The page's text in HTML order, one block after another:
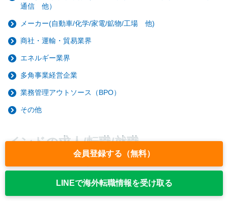
通信 他）
メーカー(自動車/化学/家電/鉱物/工場 他)
商社・運輸・貿易業界
エネルギー業界
多角事業経営企業
業務管理アウトソース（BPO）
その他
インドの求人/転職/就職
テーマから探す
をしたい方に人気の求人特集!
会員登録する（無料）
LINEで海外転職情報を受け取る